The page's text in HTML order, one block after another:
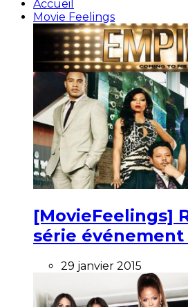
Accueil
Movie Feelings
[MovieFeelings]
série événement
29 janvier 2015